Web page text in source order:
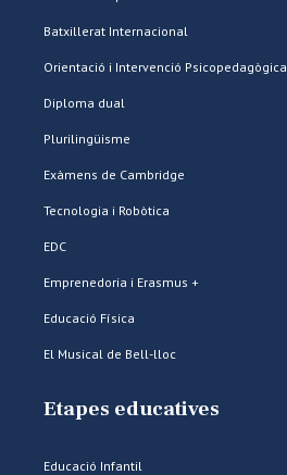
Batxillerat Internacional
Orientació i Intervenció Psicopedagògica
Diploma dual
Plurilingüisme
Exàmens de Cambridge
Tecnologia i Robòtica
EDC
Emprenedoria i Erasmus +
Educació Física
El Musical de Bell-lloc
Etapes educatives
Educació Infantil